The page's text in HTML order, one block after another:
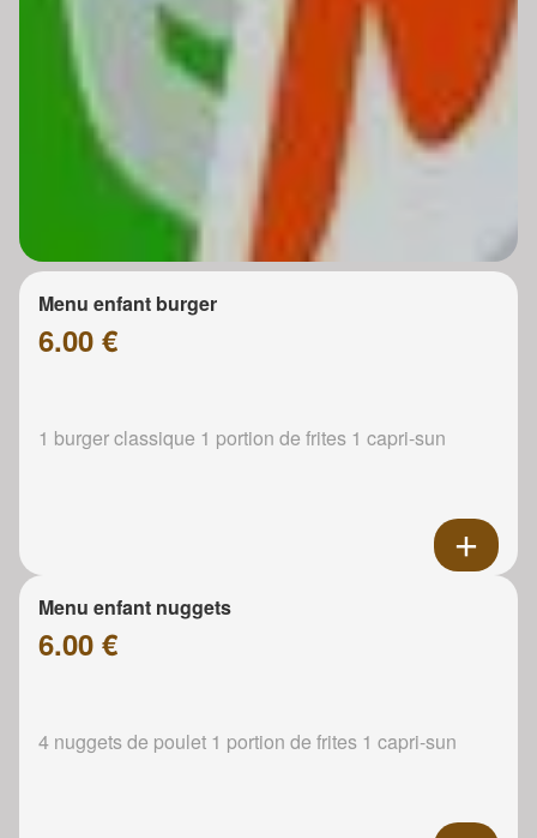
Menu enfant burger
6.00 €
1 burger classique 1 portion de frites 1 capri-sun
Menu enfant nuggets
6.00 €
4 nuggets de poulet 1 portion de frites 1 capri-sun